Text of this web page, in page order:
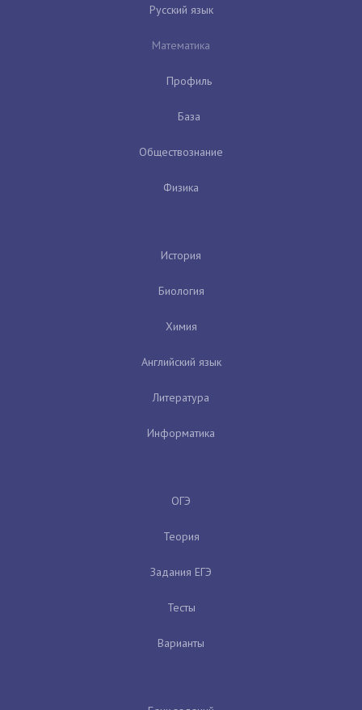
Русский язык
Математика
Профиль
База
Обществознание
Физика
История
Биология
Химия
Английский язык
Литература
Информатика
ОГЭ
Теория
Задания ЕГЭ
Тесты
Варианты